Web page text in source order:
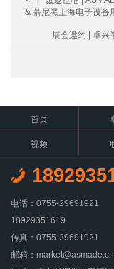
& 慕尼黑上海电子设备
展会邀约 | 卓兴
首页
视频
电话：0755-29691921
18929351619
传真：0755-29691921
邮箱：market@asmade.cn